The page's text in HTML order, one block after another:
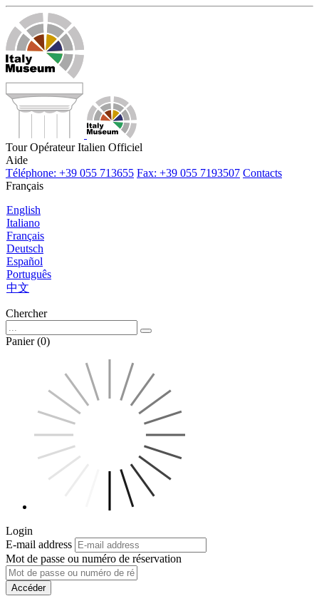
Tour Opérateur Italien Officiel
Aide
Téléphone: +39 055 713655 Fax: +39 055 7193507 Contacts
Français
English
Italiano
Français
Deutsch
Español
Português
中文
Chercher
Panier (0)
Login
E-mail address
Mot de passe ou numéro de réservation
Accéder